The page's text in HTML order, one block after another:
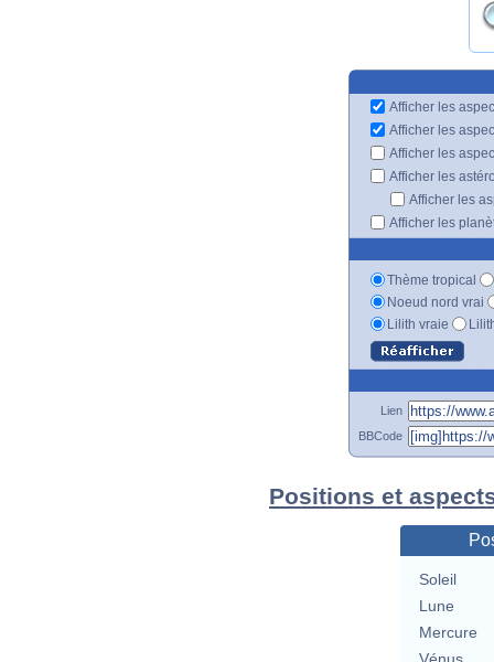
Afficher les
Afficher les
Afficher les
Afficher les
Afficher les
Afficher les
Thème tropical
Noeud nord vrai
Lilith vraie
Lien
BBCode
Positions et
Soleil
Lune
Mercure